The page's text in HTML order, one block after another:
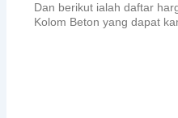
Dan berikut ialah daftar
Kolom Beton yang dapat